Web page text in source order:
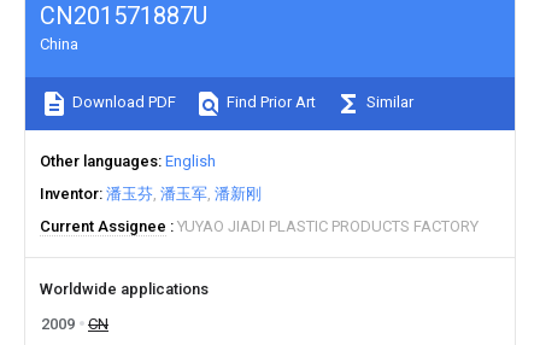
CN201571887U
China
Download PDF Find Prior Art Similar
Other languages English
Inventor 潘玉芬 潘玉军 潘新刚
Current Assignee
YUYAO JIADI PLASTIC PRODUCTS FACTORY
Worldwide applications
2009
CN